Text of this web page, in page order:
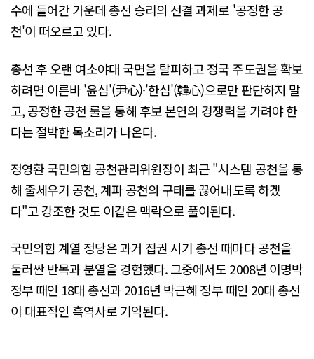
수에 들어간 가운데 총선 승리의 선결 과제로 '공정한 공
천'이 떠오르고 있다.
총선 후 오랜 여소야대 국면을 탈피하고 정국 주도권을 확보
하려면 이른바 '윤심'(尹心)·'한심'(韓心)으로만 판단하지 말
고, 공정한 공천 룰을 통해 후보 본연의 경쟁력을 가려야 한
다는 절박한 목소리가 나온다.
정영환 국민의힘 공천관리위원장이 최근 "시스템 공천을 통
해 줄세우기 공천, 계파 공천의 구태를 끊어내도록 하겠
다"고 강조한 것도 이같은 맥락으로 풀이된다.
국민의힘 계열 정당은 과거 집권 시기 총선 때마다 공천을
둘러싼 반목과 분열을 경험했다. 그중에서도 2008년 이명박
정부 때인 18대 총선과 2016년 박근혜 정부 때인 20대 총선
이 대표적인 흑역사로 기억된다.